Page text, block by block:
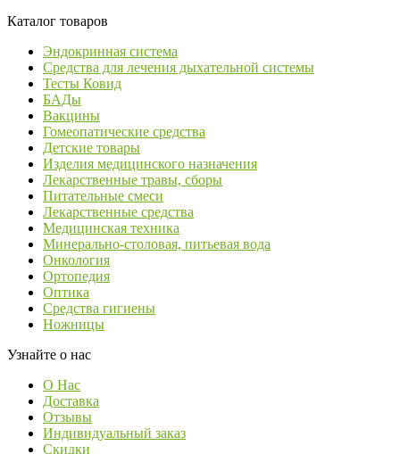
Каталог товаров
Эндокринная система
Средства для лечения дыхательной системы
Тесты Ковид
БАДы
Вакцины
Гомеопатические средства
Детские товары
Изделия медицинского назначения
Лекарственные травы, сборы
Питательные смеси
Лекарственные средства
Медицинская техника
Минерально-столовая, питьевая вода
Онкология
Ортопедия
Оптика
Средства гигиены
Ножницы
Узнайте о нас
О Нас
Доставка
Отзывы
Индивидуальный заказ
Скидки